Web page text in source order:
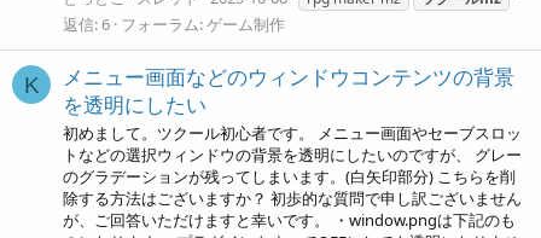
返信: 6 フォーラム:ゲーム制作
K
メニュー画面などのウィンドウコンテンツの背景
を透明にしたい
初めまして。ツクール初心者です。 メニュー画面やセーブスロッ
トなどの選択ウィンドウの背景を透明にしたいのですが、 グレー
のグラデーションが残ってしまいます。(白矢印部分) こちらを削
除する方法はございますか？ 初歩的な質問で申し訳ございません
が、ご回答いただけますと幸いです。 ・window.pngは下記のも